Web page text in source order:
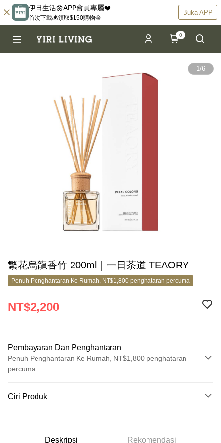
伊日生活🌼APP會員專屬❤️
首次下載💰領取$150購物金
Buka APP
0
1/6
繁花烏龍香竹 200ml｜一日茶道 TEAORY
Penuh Penghantaran Ke Rumah, NT$1,800 penghataran percuma
NT$2,200
Pembayaran Dan Penghantaran
Penuh Penghantaran Ke Rumah, NT$1,800 penghataran
percuma
Kad Kredit (Bayaran Penuh)
Ciri Produk
Deskripsi Rekomendasi